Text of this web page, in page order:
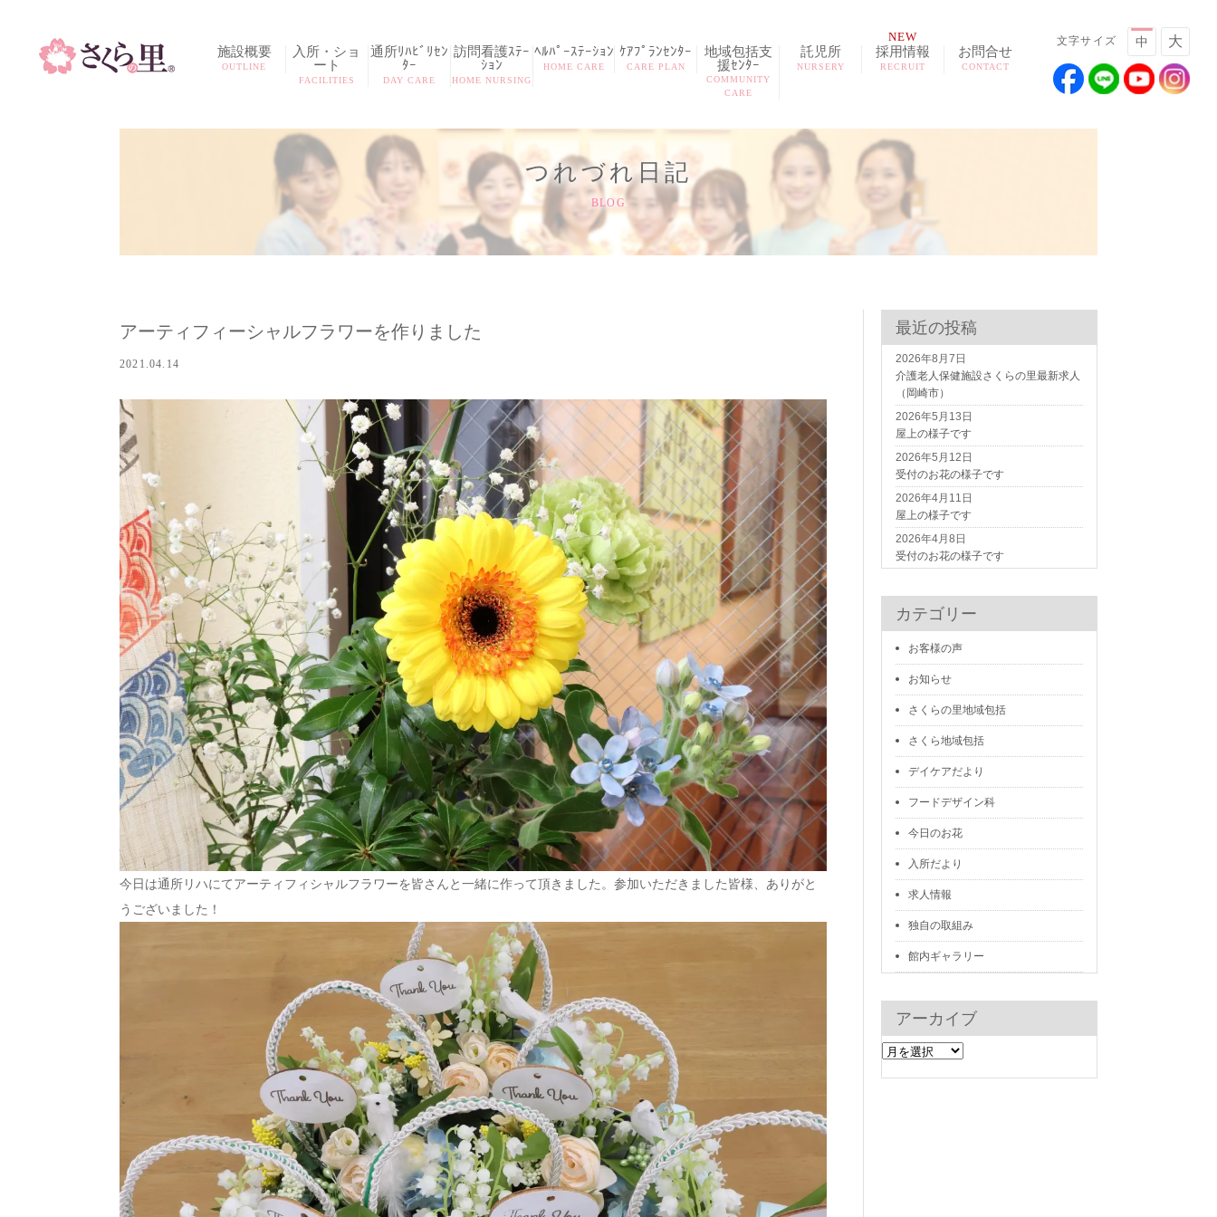
文字サイズ 中 大
施設概要
OUTLINE
入所・ショ
ート
FACILITIES
通所ﾘﾊﾋﾞﾘｾﾝ
ﾀｰ
DAY CARE
訪問看護ｽﾃｰ
ｼｮﾝ
HOME NURSING
ﾍﾙﾊﾟｰｽﾃｰｼｮﾝ
HOME CARE
ｹｱﾌﾟﾗﾝｾﾝﾀｰ
CARE PLAN
地域包括支
援ｾﾝﾀｰ
COMMUNITY
CARE
託児所
NURSERY
採用情報
RECRUIT
NEW
お問合せ
CONTACT
つれづれ日記
BLOG
アーティフィーシャルフラワーを作りました
2021.04.14
今日は通所リハにてアーティフィシャルフラワーを皆さんと一緒に作って頂きました。参加いただきました皆様、ありがと
うございました！
最近の投稿
介護老人保健施設さくらの里最新求人
（岡崎市）
2026年8月7日
屋上の様子です
2026年5月13日
受付のお花の様子です
2026年5月12日
屋上の様子です
2026年4月11日
受付のお花の様子です
2026年4月8日
カテゴリー
お客様の声
お知らせ
さくらの里地域包括
さくら地域包括
デイケアだより
フードデザイン科
今日のお花
入所だより
求人情報
独自の取組み
館内ギャラリー
アーカイブ
ア
ー